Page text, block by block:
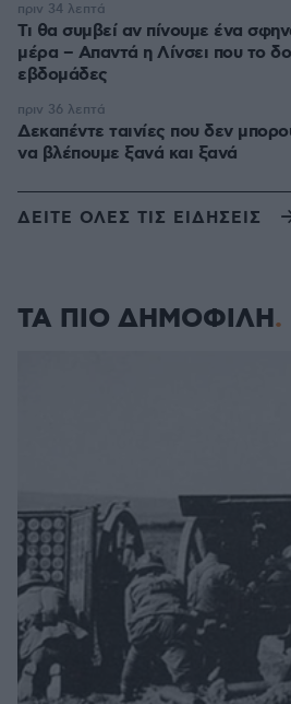
Τι θα συμβεί αν πίνουμε ένα
μέρα – Απαντά η Λίνσει που το
εβδομάδες
πριν 34 λεπτά
Δεκαπέντε ταινίες που δεν
να βλέπουμε ξανά και ξανά
πριν 36 λεπτά
ΔΕΙΤΕ ΟΛΕΣ ΤΙΣ ΕΙΔΗΣΕΙΣ
ΤΑ ΠΙΟ ΔΗΜΟΦΙΛΗ